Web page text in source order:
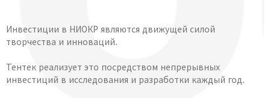
Инвестиции в НИОКР являются движущей силой
творчества и инноваций.
Тентек реализует это посредством непрерывных
инвестиций в исследования и разработки каждый год.